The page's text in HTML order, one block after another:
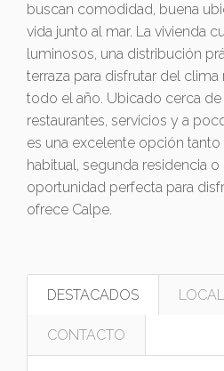
buscan comodidad, buena
vida junto al mar. La vivienda
luminosos, una distribución
terraza para disfrutar del
todo el año. Ubicado cerca
restaurantes, servicios y a
es una excelente opción
habitual, segunda residencia o
oportunidad perfecta para
ofrece Calpe.
DESTACADOS
CONTACTO